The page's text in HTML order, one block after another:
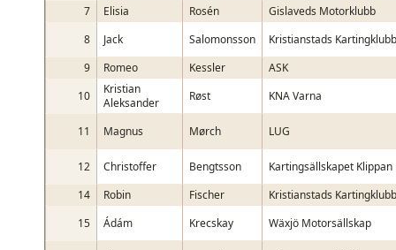
7
Elisia Rosén
Gislaveds Motorklubb
8
Jack Salomonsson
Kristianstads Kartingklubb
9
Romeo Kessler
ASK
10
Kristian
Aleksander
Røst KNA Varna
11 Magnus Mørch LUG
12 Christoffer Bengtsson
Kartingsällskapet Klippan
14
Robin Fischer
Kristianstads Kartingklubb
15
Ádám Krecskay Wäxjö Motorsällskap